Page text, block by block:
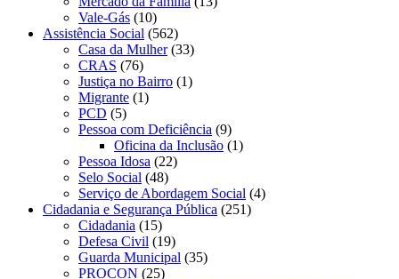
Vale-Gás (10)
Assistência Social (562)
Casa da Mulher(33)
CRAS (76)
Justiça no Bairro (1)
Migrante (1)
PCD (5)
Pessoa com Deficiência (9)
Oficina da Inclusão (1)
Pessoa Idosa (22)
Selo Social (48)
Serviço de Abordagem Social (4)
Cidadania e Segurança Pública (251)
Cidadania (15)
Defesa Civil (19)
Guarda Municipal (35)
PROCON (25)